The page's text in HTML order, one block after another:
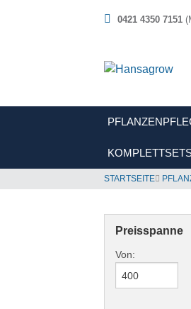
0421 4350 7151
STARTSEITE
Preisspanne
Von: